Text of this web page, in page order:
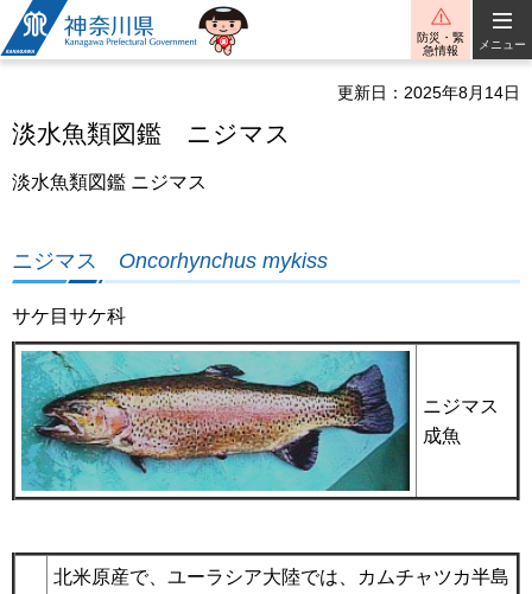
神奈川県
防災・緊
急情報
メニュー
更新日：2025年8月14日
淡水魚類図鑑 ニジマス
淡水魚類図鑑 ニジマス
ニジマス Oncorhynchus mykiss
サケ目サケ科
ニジマス
成魚
北米原産で、ユーラシア大陸では、カムチャツカ半島